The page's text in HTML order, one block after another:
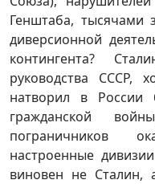
Генштаба, тысячами
диверсионной
контингента?
руководства СССР,
натворил в России
гражданской
пограничников
настроенные
виновен не Сталин,